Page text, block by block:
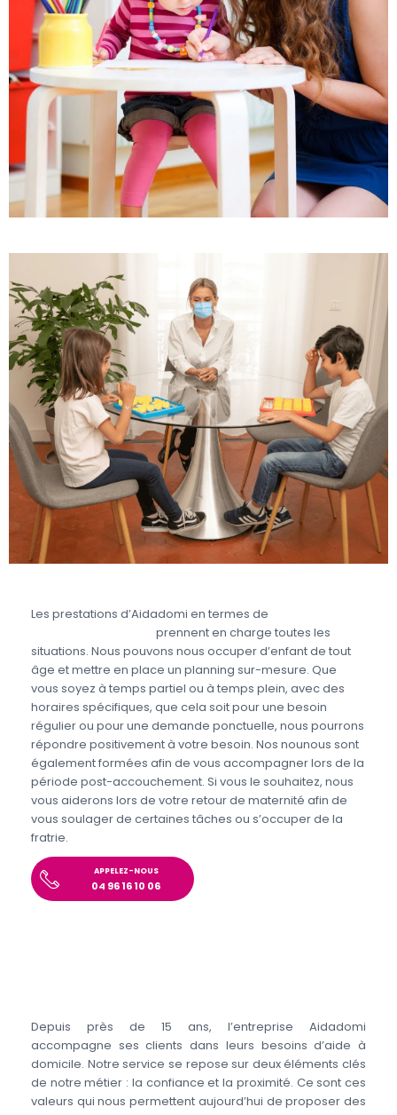
Les prestations d’Aidadomi en termes de
prennent en charge toutes les
situations. Nous pouvons nous occuper d’enfant de tout
âge et mettre en place un planning sur-mesure. Que
vous soyez à temps partiel ou à temps plein, avec des
horaires spécifiques, que cela soit pour une besoin
régulier ou pour une demande ponctuelle, nous pourrons
répondre positivement à votre besoin. Nos nounous sont
également formées afin de vous accompagner lors de la
période post-accouchement. Si vous le souhaitez, nous
vous aiderons lors de votre retour de maternité afin de
vous soulager de certaines tâches ou s’occuper de la
fratrie.
APPELEZ-NOUS
04 96 16 10 06
Depuis près de 15 ans, l’entreprise Aidadomi
accompagne ses clients dans leurs besoins d’aide à
domicile. Notre service se repose sur deux éléments clés
de notre métier : la confiance et la proximité. Ce sont ces
valeurs qui nous permettent aujourd’hui de proposer des